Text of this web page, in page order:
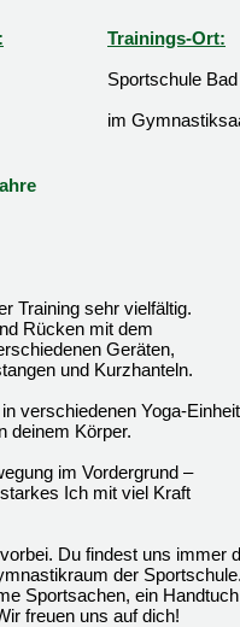
Trainings-Ort:
Sportschule
im
Training sehr vielfältig.
Rücken mit dem
Geräten,
und Kurzhanteln.
verschiedenen Yoga-
deinem Körper.
im Vordergrund –
Ich mit viel Kraft
Du findest uns immer
der
Sportsachen, ein
freuen uns auf dich!